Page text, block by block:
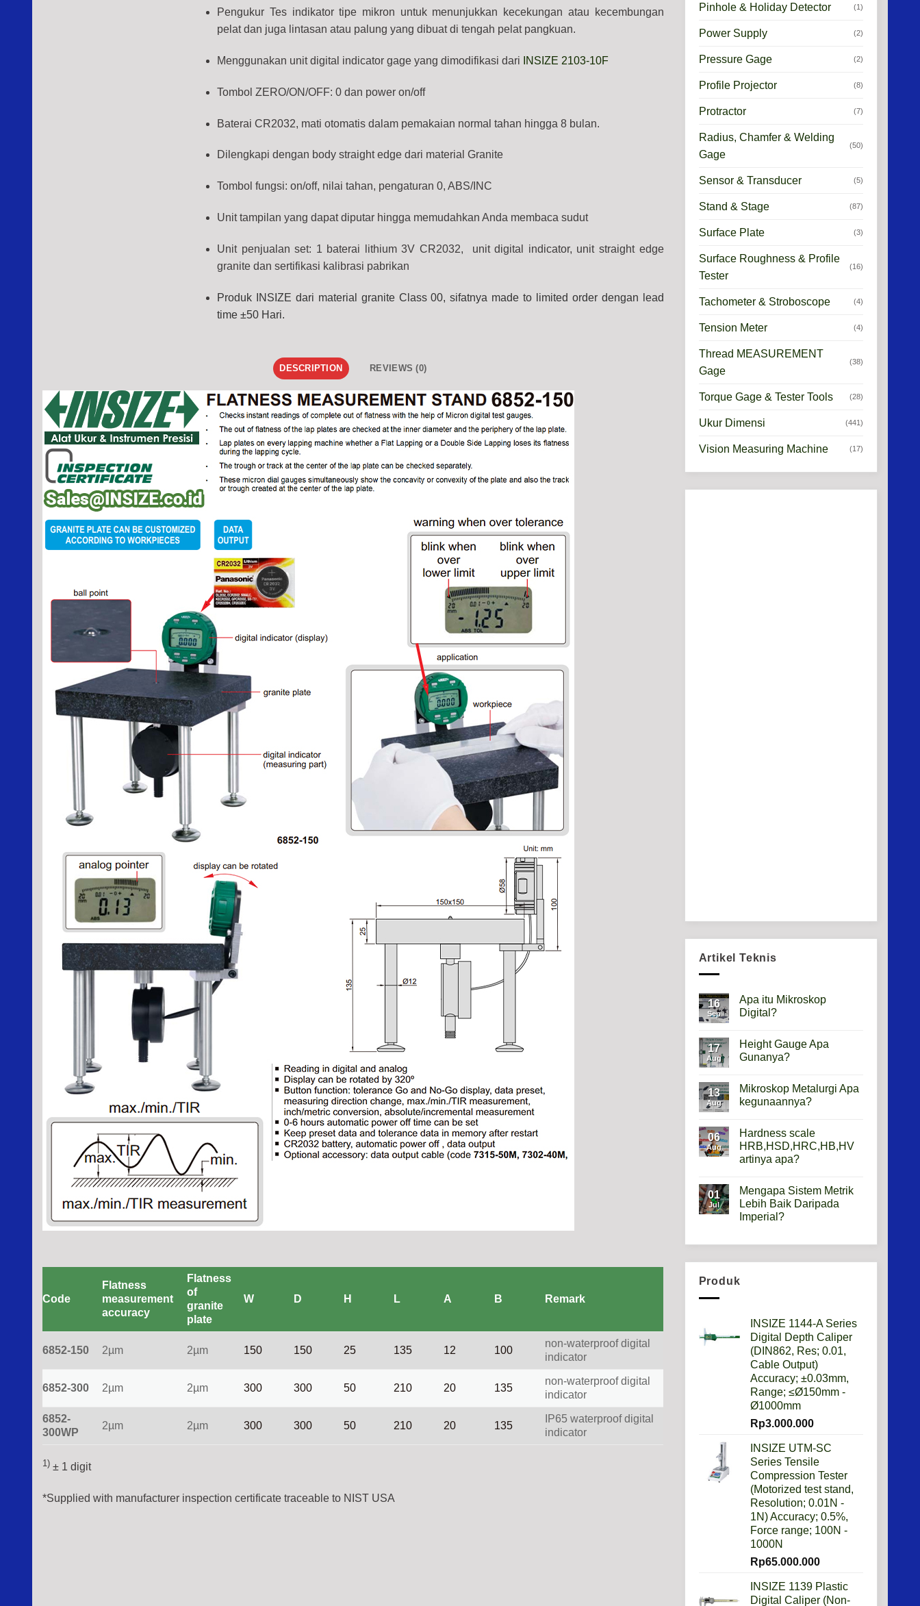
Pengukur Tes indikator tipe mikron untuk menunjukkan kecekungan atau kecembungan
pelat dan juga lintasan atau palung yang dibuat di tengah pelat pangkuan.
Menggunakan unit digital indicator gage yang dimodifikasi dari INSIZE 2103-10F
Tombol ZERO/ON/OFF: 0 dan power on/off
Baterai CR2032, mati otomatis dalam pemakaian normal tahan hingga 8 bulan.
Dilengkapi dengan body straight edge dari material Granite
Tombol fungsi: on/off, nilai tahan, pengaturan 0, ABS/INC
Unit tampilan yang dapat diputar hingga memudahkan Anda membaca sudut
Unit penjualan set: 1 baterai lithium 3V CR2032, unit digital indicator, unit straight edge
granite dan sertifikasi kalibrasi pabrikan
Produk INSIZE dari material granite Class 00, sifatnya made to limited order dengan lead
time ±50 Hari.
DESCRIPTION REVIEWS (0)
Code
Flatness
measurement
accuracy
Flatness
of
granite
plate
W D H L A B Remark
6852-150 2µm 2µm 150 150 25 135 12 100
non-waterproof digital
indicator
6852-300 2µm 2µm 300 300 50 210 20 135
non-waterproof digital
indicator
6852-
300WP
2µm 2µm 300 300 50 210 20 135
IP65 waterproof digital
indicator
1) ± 1 digit
*Supplied with manufacturer inspection certificate traceable to NIST USA
Pinhole & Holiday Detector (1)
Power Supply (2)
Pressure Gage (2)
Profile Projector (8)
Protractor (7)
Radius, Chamfer & Welding
Gage
(50)
Sensor & Transducer (5)
Stand & Stage (87)
Surface Plate (3)
Surface Roughness & Profile
Tester
(16)
Tachometer & Stroboscope (4)
Tension Meter (4)
Thread MEASUREMENT
Gage
(38)
Torque Gage & Tester Tools (28)
Ukur Dimensi (441)
Vision Measuring Machine (17)
Artikel Teknis
16
Sep
Apa itu Mikroskop
Digital?
on
Apa
itu
17
Aug
Height Gauge Apa
Gunanya?
on
Height
Gauge
13
Aug
Mikroskop Metalurgi Apa
kegunaannya?
on
Mikroskop
Metalurgi
Apa
06
Aug
Hardness scale
HRB,HSD,HRC,HB,HV
artinya apa?
on
Hardness
scale
HRB,HSD,HRC,HB,HV
01
Jul
Mengapa Sistem Metrik
Lebih Baik Daripada
Imperial?
Lebih
Produk
INSIZE 1144-A Series
Digital Depth Caliper
(DIN862, Res; 0.01,
Cable Output)
Accuracy; ±0.03mm,
Range; ≤Ø150mm -
Ø1000mm
Rp3.000.000
INSIZE UTM-SC
Series Tensile
Compression Tester
(Motorized test stand,
Resolution; 0.01N -
1N) Accuracy; 0.5%,
Force range; 100N -
1000N
Rp65.000.000
INSIZE 1139 Plastic
Digital Caliper (Non-